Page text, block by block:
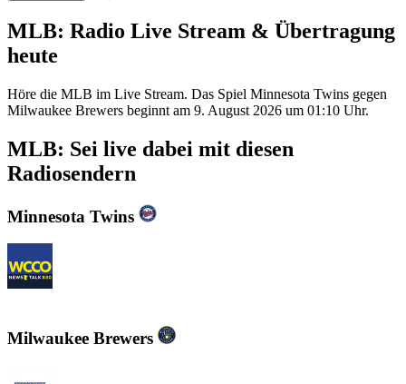
MLB: Radio Live Stream & Übertragung
heute
Höre die MLB im Live Stream. Das Spiel Minnesota Twins gegen
Milwaukee Brewers beginnt am 9. August 2026 um 01:10 Uhr.
MLB: Sei live dabei mit diesen
Radiosendern
Minnesota Twins
Milwaukee Brewers